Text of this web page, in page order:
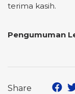
terima kasih.
Pengumuman
Share